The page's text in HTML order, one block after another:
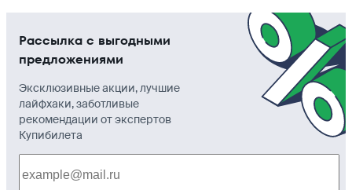
Рассылка с выгодными
предложениями
Эксклюзивные акции, лучшие
лайфхаки, заботливые
рекомендации от экспертов
Купибилета